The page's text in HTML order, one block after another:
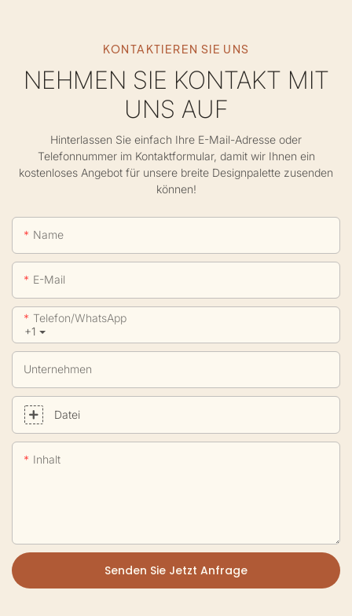
KONTAKTIEREN SIE UNS
NEHMEN SIE KONTAKT MIT
UNS AUF
Hinterlassen Sie einfach Ihre E-Mail-Adresse oder
Telefonnummer im Kontaktformular, damit wir Ihnen ein
kostenloses Angebot für unsere breite Designpalette zusenden
können!
Name
E-Mail
+1
Telefon/WhatsApp
Unternehmen
Datei
Inhalt
Senden Sie Jetzt Anfrage